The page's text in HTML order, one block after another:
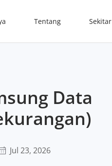
Tentang Sekitar
Data
Jul 23, 2026